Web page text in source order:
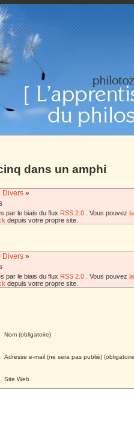
dans un amphi
Divers »
par le biais du flux RSS 2.0 . Vous pouvez
depuis votre propre site.
Divers »
par le biais du flux RSS 2.0 . Vous pouvez
depuis votre propre site.
Nom (obligatoire)
Adresse e-mail (ne sera pas publié)
Site Web